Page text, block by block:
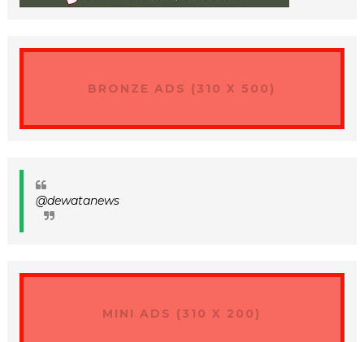
BRONZE ADS (310 X 500)
@dewatanews
MINI ADS (310 X 200)